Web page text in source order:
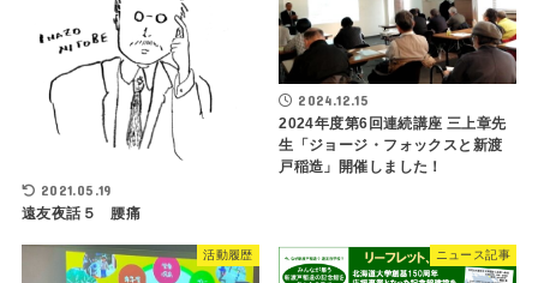
2021.05.19
遠友夜話５ 腰痛
2024.12.15
2024年度第6回連続講座 三上章先
生「ジョージ・フォックスと新渡
戸稲造」開催しました！
活動履歴 ニュース記事